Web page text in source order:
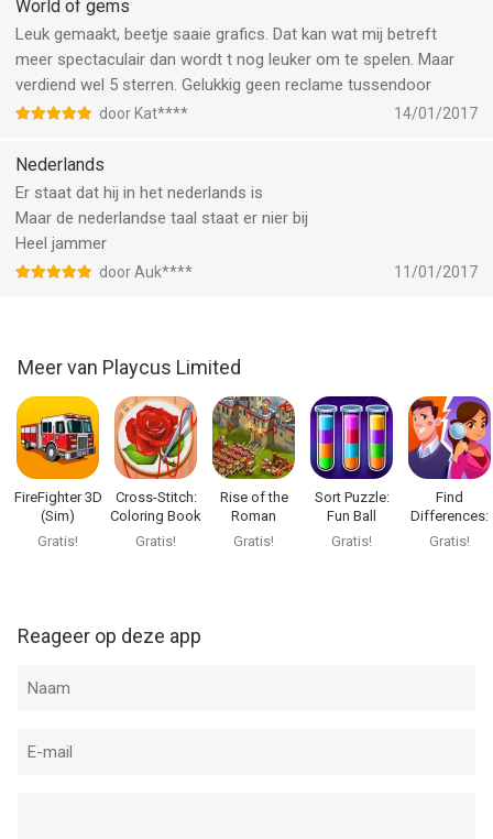
Informatie voor World of Gemsis het laatst vergeleken op 7
Aug om 06:06.
World of gems
Leuk gemaakt, beetje saaie grafics. Dat kan wat mij betreft
meer spectaculair dan wordt t nog leuker om te spelen. Maar
verdiend wel 5 sterren. Gelukkig geen reclame tussendoor
door Kat**** 14/01/2017
Nederlands
Er staat dat hij in het nederlands is
Maar de nederlandse taal staat er nier bij
Heel jammer
door Auk**** 11/01/2017
Meer van Playcus Limited
FireFighter 3D
(Sim)
Gratis!
Cross-Stitch:
Coloring Book
Gratis!
Rise of the
Roman
Empire: Rome
Gratis!
Sort Puzzle:
Fun Ball
Gratis!
Find
Differences:
Spot it 2
Gratis!
Reageer op deze app